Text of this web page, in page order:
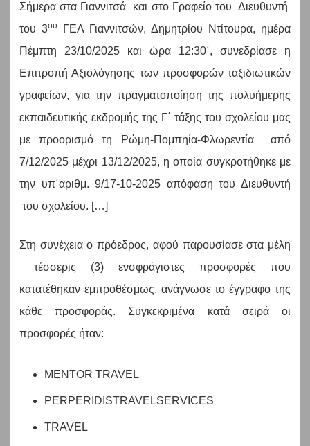
Σήμερα στα Γιαννιτσά και στο Γραφείο του Διευθυντή
του 3ου
ΓΕΛ Γιαννιτσών, Δημητρίου Ντίτουρα, ημέρα
Πέμπτη 23/10/2025 και ώρα 12:30΄, συνεδρίασε η
Επιτροπή Αξιολόγησης των προσφορών ταξιδιωτικών
γραφείων, για την πραγματοποίηση της πολυήμερης
εκπαιδευτικής εκδρομής της Γ΄ τάξης του σχολείου μας
με προορισμό τη Ρώμη-Πομπηία-Φλωρεντία από
7/12/2025 μέχρι 13/12/2025, η οποία συγκροτήθηκε με
την υπ΄αριθμ. 9/17-10-2025 απόφαση του Διευθυντή
του σχολείου. […]
Στη συνέχεια ο πρόεδρος, αφού παρουσίασε στα μέλη
τέσσερις (3) ενσφράγιστες προσφορές που
κατατέθηκαν εμπροθέσμως, ανάγνωσε το έγγραφο της
κάθε προσφοράς. Συγκεκριμένα κατά σειρά οι
προσφορές ήταν:
MENTOR TRAVEL
PERPERIDISTRAVELSERVICES
TRAVEL